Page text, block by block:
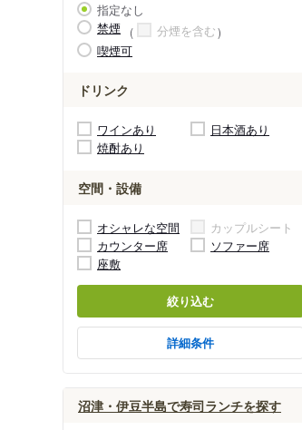
指定なし
禁煙
分煙を含む
喫煙可
ドリンク
ワインあり
日本酒あり
焼酎あり
空間・設備
オシャレな空間
カップルシート
カウンター席
ソファー席
座敷
絞り込む
詳細条件
沼津・伊豆半島で寿司ランチを探す